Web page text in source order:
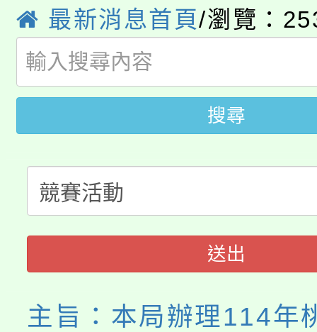
系所師生報名參加。
學籍身 分審查程序及
版
淨零綠領人才培育課程
公告本校115學年度第
代理(課)教師甄選結果(
「2026金融保險知識
車」活動
桃園市115學年度學生
生本土語及新住民語歌
公告本校115學年度第
代理(課)教師甄選結果(
公告本校115學年度第
代理(課)教師甄選結果(
轉知中國文化大學推廣
《TA101》溝通分析基
程，歡迎學生輔導中心
最新消息首頁/瀏覽：
搜尋
送出
主旨：本局辦理114年